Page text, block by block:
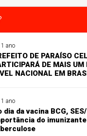
1 ano
DE PARAÍSO
DE MAIS UM
NACIONAL EM
1 ano
dia da vacina BCG,
do